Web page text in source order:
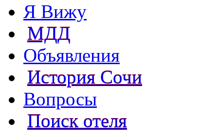
Я Вижу
МДД
Объявления
История Сочи
Вопросы
Поиск отеля